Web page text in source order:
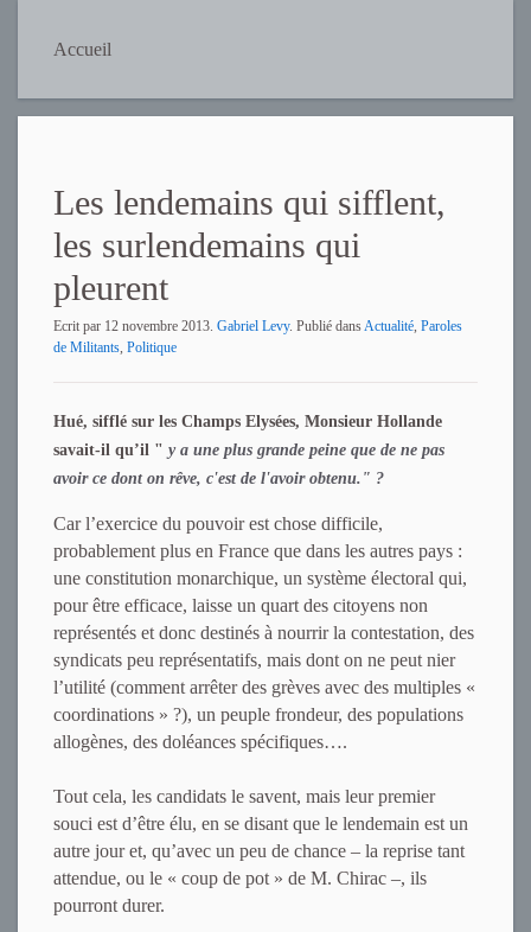
Accueil
Les lendemains qui sifflent,
les surlendemains qui
pleurent
Ecrit par 12 novembre 2013. Gabriel Levy. Publié dansActualité, Paroles
de Militants, Politique
Hué, sifflé sur les Champs Elysées, Monsieur Hollande
savait-il qu’il " y a une plus grande peine que de ne pas
avoir ce dont on rêve, c'est de l'avoir obtenu." ?
Car l’exercice du pouvoir est chose difficile,
probablement plus en France que dans les autres pays :
une constitution monarchique, un système électoral qui,
pour être efficace, laisse un quart des citoyens non
représentés et donc destinés à nourrir la contestation, des
syndicats peu représentatifs, mais dont on ne peut nier
l’utilité (comment arrêter des grèves avec des multiples «
coordinations » ?), un peuple frondeur, des populations
allogènes, des doléances spécifiques….
Tout cela, les candidats le savent, mais leur premier
souci est d’être élu, en se disant que le lendemain est un
autre jour et, qu’avec un peu de chance – la reprise tant
attendue, ou le « coup de pot » de M. Chirac –, ils
pourront durer.